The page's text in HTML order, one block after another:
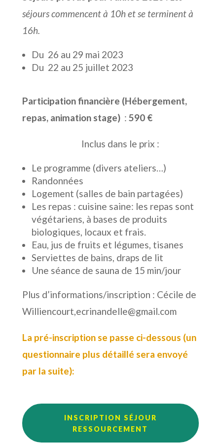
séjours commencent à 10h et se terminent à
16h.
Du 26 au 29 mai 2023
Du 22 au 25 juillet 2023
Participation financière (Hébergement,
repas, animation stage) : 590 €
Inclus dans le prix :
Le programme (divers ateliers…)
Randonnées
Logement (salles de bain partagées)
Les repas : cuisine saine: les repas sont
végétariens, à bases de produits
biologiques, locaux et frais.
Eau, jus de fruits et légumes, tisanes
Serviettes de bains, draps de lit
Une séance de sauna de 15 min/jour
Plus d’informations/inscription : Cécile de
Williencourt,ecrinandelle@gmail.com
La pré-inscription se passe ci-dessous (un
questionnaire plus détaillé sera envoyé
par la suite):
INSCRIPTION SÉJOUR
RESSOURCEMENT